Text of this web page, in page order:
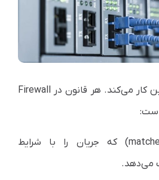
Firewall با تنظیم قوانین کار می‌کند. هر قانون در Firewall
تطبیق‌دهنده (matcher) که جریان را با شرایط
می‌دهد.